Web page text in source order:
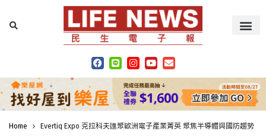
Home Evertiq Expo 克拉科夫匯聚歐洲電子產業菁英 聚焦半導體與國防趨勢